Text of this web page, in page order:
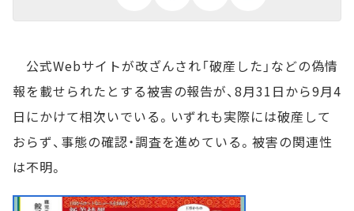
公式Webサイトが改ざんされ「破産した」などの偽情
報を載せられたとする被害の報告が、8月31日から9月4
日にかけて相次いでいる。いずれも実際には破産して
おらず、事態の確認・調査を進めている。被害の関連性
は不明。